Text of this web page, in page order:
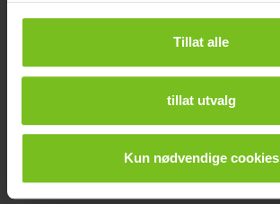
Tillat alle
tillat utvalg
Kun nødvendige cookies
Molift Transfer Pro